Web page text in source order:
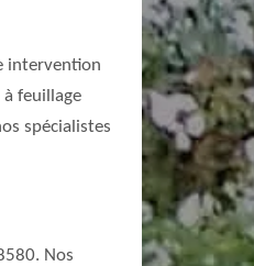
intervention
feuillage
spécialistes
Nos